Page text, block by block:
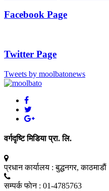
Facebook Page
Twitter Page
Tweets by moolbatonews
वर्गदृष्टि मिडिया प्रा. लि.
प्रधान कार्यालय : बुद्धनगर, काठमाडाैं
सम्पर्क फाेन : 01-4785763